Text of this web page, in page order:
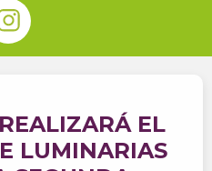
EL
LUMINARIAS